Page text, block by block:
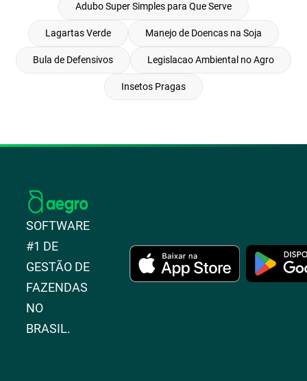
Adubo Super Simples para Que Serve
Lagartas Verde Manejo de Doencas na Soja
Bula de Defensivos Legislacao Ambiental no Agro
Insetos Pragas
SOFTWARE
#1 DE
GESTÃO DE
FAZENDAS
NO
BRASIL.